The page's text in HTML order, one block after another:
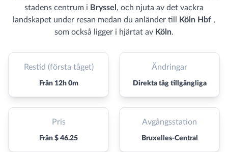
stadens centrum i Bryssel , och njuta av det vackra
landskapet under resan medan du anländer till
Köln Hbf ,
som också ligger i hjärtat av Köln.
Restid (första tåget)
Från 12h 0m
Pris
Från $ 46.25
Ändringar
Direkta tåg tillgängliga
Avgångsstation
Bruxelles-Central